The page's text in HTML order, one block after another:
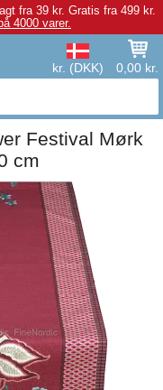
fra 39 kr. Gratis fra 499 kr.
4000 varer.
kr. (DKK) 0,00 kr.
Festival Mørk
cm